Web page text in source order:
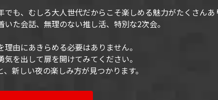
でも、むしろ大人世代だからこそ楽しめる魅力がたくさんあ
いた会話、無理のない推し活、特別な2次会。
理由にあきらめる必要はありません。
気を出して扉を開けてみてください。
、新しい夜の楽しみ方が見つかります。